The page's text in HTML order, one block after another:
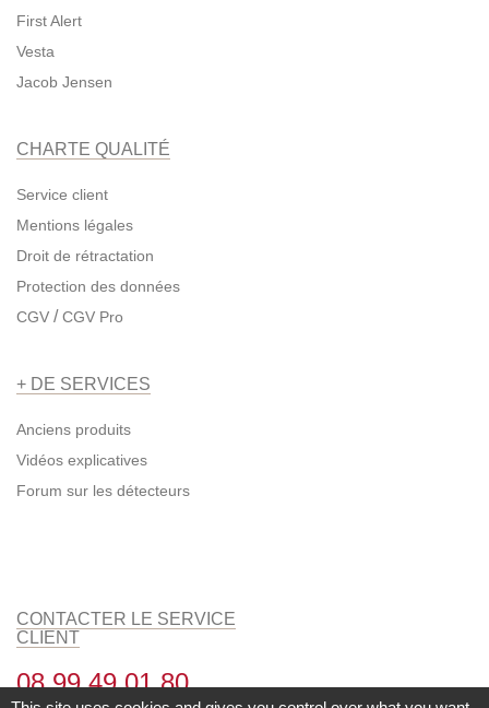
First Alert
Vesta
Jacob Jensen
CHARTE QUALITÉ
Service client
Mentions légales
Droit de rétractation
Protection des données
CGV /CGV Pro
+ DE SERVICES
Anciens produits
Vidéos explicatives
Forum sur les détecteurs
CONTACTER LE SERVICE
CLIENT
08 99 49 01 80